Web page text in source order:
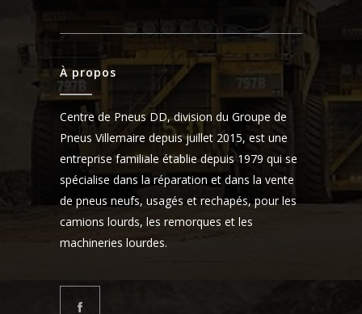
À propos
Centre de Pneus DD, division du Groupe de
Pneus Villemaire depuis juillet 2015, est une
entreprise familiale établie depuis 1979 qui se
spécialise dans la réparation et dans la vente
de pneus neufs, usagés et rechapés, pour les
camions lourds, les remorques et les
machineries lourdes.